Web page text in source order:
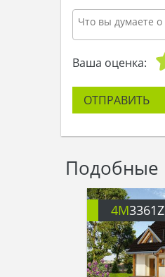
Ваша оценка:
ОТПРАВИТЬ
Подобные
4M3361Z